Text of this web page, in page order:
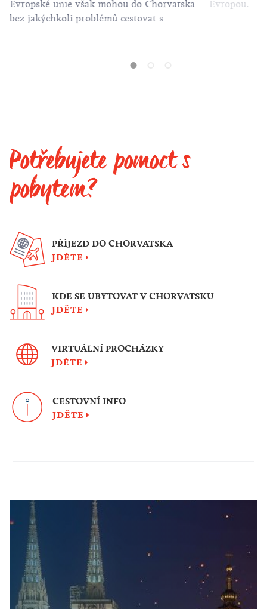
Evropské unie však mohou do Chorvatska
bez jakýchkoli problémů cestovat s
Evropou.
Potřebujete pomoct s
pobytem?
PŘÍJEZD DO CHORVATSKA
JDĚTE
KDE SE UBYTOVAT V CHORVATSKU
JDĚTE
VIRTUÁLNÍ PROCHÁZKY
JDĚTE
CESTOVNÍ INFO
JDĚTE